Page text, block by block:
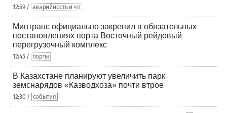
12:59 / аварийность и чп
Минтранс официально закрепил в обязательных
постановлениях порта Восточный рейдовый
перегрузочный комплекс
12:45 / порты
В Казахстане планируют увеличить парк
земснарядов «Казводхоза» почти втрое
12:30 / события